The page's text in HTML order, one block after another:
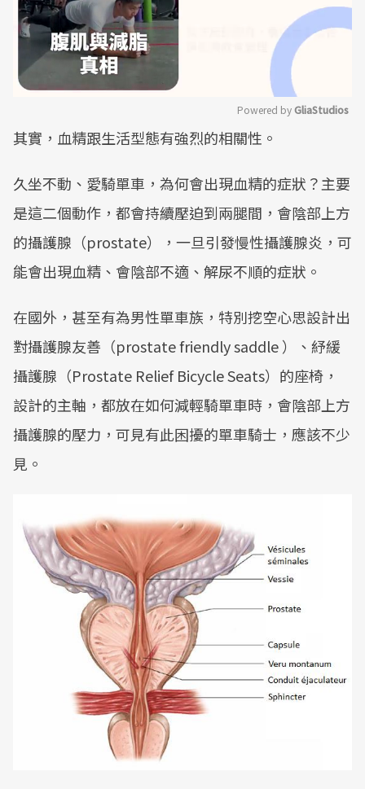
Powered by GliaStudios
其實，血精跟生活型態有強烈的相關性。
久坐不動、愛騎單車，為何會出現血精的症狀？主要
是這二個動作，都會持續壓迫到兩腿間，會陰部上方
的攝護腺（prostate），一旦引發慢性攝護腺炎，可
能會出現血精、會陰部不適、解尿不順的症狀。
在國外，甚至有為男性單車族，特別挖空心思設計出
對攝護腺友善（prostate friendly saddle ）、紓緩
攝護腺（Prostate Relief Bicycle Seats）的座椅，
設計的主軸，都放在如何減輕騎單車時，會陰部上方
攝護腺的壓力，可見有此困擾的單車騎士，應該不少
見。